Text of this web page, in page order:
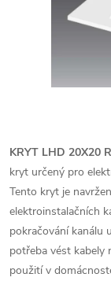
KRYT LHD 20X20
kryt určený pro
Tento kryt je
elektroinstalačních
pokračování kanálu
potřeba vést kabely
použití v